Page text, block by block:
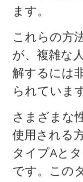
ます。
これらの方
が、複雑な
解するには
られていま
さまざまな
使用される
タイプAと
です。この